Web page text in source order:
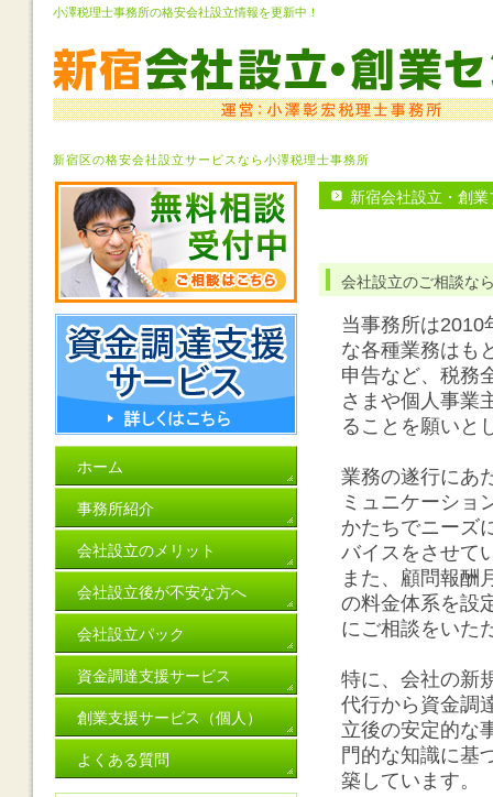
小澤税理士事務所の格安会社設立情報を更新中！
新宿区の格安会社設立サービスなら小澤税理士事務所
新宿会社設立・創業
会社設立のご相談な
当事務所は2010
な各種業務はも
申告など、税務
さまや個人事業
ることを願いと
業務の遂行にあ
ミュニケーショ
かたちでニーズ
バイスをさせて
また、顧問報酬
の料金体系を設
にご相談をいた
特に、会社の新
代行から資金調
立後の安定的な
門的な知識に基
築しています。
ホーム
事務所紹介
会社設立のメリット
会社設立後が不安な方へ
会社設立パック
資金調達支援サービス
創業支援サービス（個人）
よくある質問